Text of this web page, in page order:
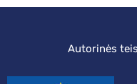
Autorinės